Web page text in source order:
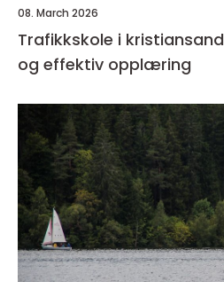
08. March 2026
Trafikkskole i kristiansand slik finner du trygg
og effektiv opplæring